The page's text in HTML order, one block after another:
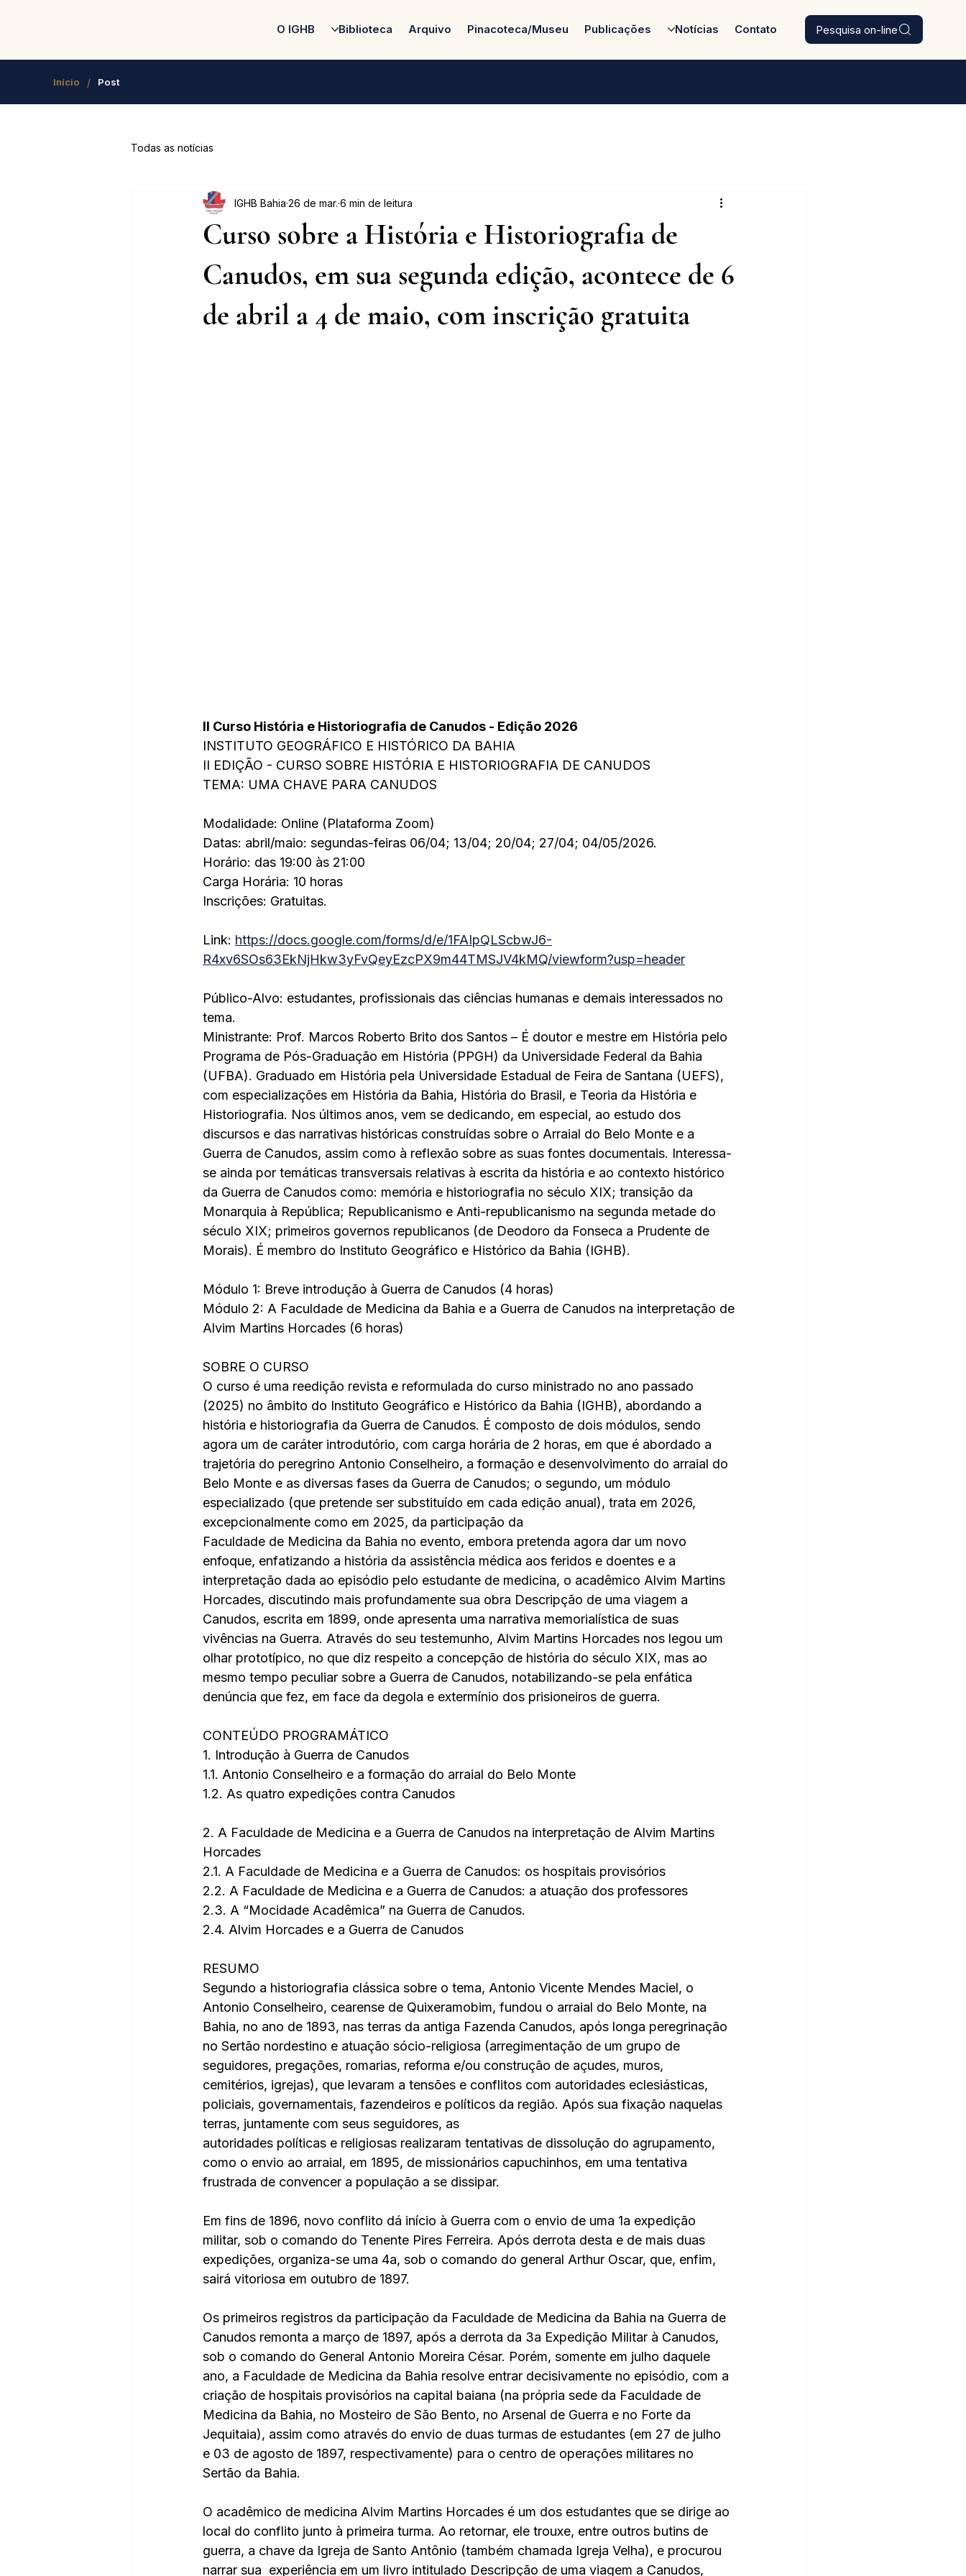
Pesquisa on-line
O IGHB Biblioteca Arquivo Pinacoteca/Museu Publicações Notícias Contato
Início / Post
Todas as notícias
Curso sobre a História e Historiografia de
Canudos, em sua segunda edição, acontece de 6
de abril a 4 de maio, com inscrição gratuita
IGHB Bahia 26 de mar. 6 min de leitura
II Curso História e Historiografia de Canudos - Edição 2026
INSTITUTO GEOGRÁFICO E HISTÓRICO DA BAHIA
II EDIÇÃO - CURSO SOBRE HISTÓRIA E HISTORIOGRAFIA DE CANUDOS
TEMA: UMA CHAVE PARA CANUDOS
Modalidade: Online (Plataforma Zoom)
Datas: abril/maio: segundas-feiras 06/04; 13/04; 20/04; 27/04; 04/05/2026.
Horário: das 19:00 às 21:00
Carga Horária: 10 horas
Inscrições: Gratuitas.
Link: https://docs.google.com/forms/d/e/1FAIpQLScbwJ6-
R4xv6SOs63EkNjHkw3yFvQeyEzcPX9m44TMSJV4kMQ/viewform?usp=header
Público-Alvo: estudantes, profissionais das ciências humanas e demais interessados no
tema.
Ministrante: Prof. Marcos Roberto Brito dos Santos – É doutor e mestre em História pelo
Programa de Pós-Graduação em História (PPGH) da Universidade Federal da Bahia
(UFBA). Graduado em História pela Universidade Estadual de Feira de Santana (UEFS),
com especializações em História da Bahia, História do Brasil, e Teoria da História e
Historiografia. Nos últimos anos, vem se dedicando, em especial, ao estudo dos
discursos e das narrativas históricas construídas sobre o Arraial do Belo Monte e a
Guerra de Canudos, assim como à reflexão sobre as suas fontes documentais. Interessa-
se ainda por temáticas transversais relativas à escrita da história e ao contexto histórico
da Guerra de Canudos como: memória e historiografia no século XIX; transição da
Monarquia à República; Republicanismo e Anti-republicanismo na segunda metade do
século XIX; primeiros governos republicanos (de Deodoro da Fonseca a Prudente de
Morais). É membro do Instituto Geográfico e Histórico da Bahia (IGHB).
Módulo 1: Breve introdução à Guerra de Canudos (4 horas)
Módulo 2: A Faculdade de Medicina da Bahia e a Guerra de Canudos na interpretação de
Alvim Martins Horcades (6 horas)
SOBRE O CURSO
O curso é uma reedição revista e reformulada do curso ministrado no ano passado
(2025) no âmbito do Instituto Geográfico e Histórico da Bahia (IGHB), abordando a
história e historiografia da Guerra de Canudos. É composto de dois módulos, sendo
agora um de caráter introdutório, com carga horária de 2 horas, em que é abordado a
trajetória do peregrino Antonio Conselheiro, a formação e desenvolvimento do arraial do
Belo Monte e as diversas fases da Guerra de Canudos; o segundo, um módulo
especializado (que pretende ser substituído em cada edição anual), trata em 2026,
excepcionalmente como em 2025, da participação da
Faculdade de Medicina da Bahia no evento, embora pretenda agora dar um novo
enfoque, enfatizando a história da assistência médica aos feridos e doentes e a
interpretação dada ao episódio pelo estudante de medicina, o acadêmico Alvim Martins
Horcades, discutindo mais profundamente sua obra Descripção de uma viagem a
Canudos, escrita em 1899, onde apresenta uma narrativa memorialística de suas
vivências na Guerra. Através do seu testemunho, Alvim Martins Horcades nos legou um
olhar prototípico, no que diz respeito a concepção de história do século XIX, mas ao
mesmo tempo peculiar sobre a Guerra de Canudos, notabilizando-se pela enfática
denúncia que fez, em face da degola e extermínio dos prisioneiros de guerra.
CONTEÚDO PROGRAMÁTICO
1. Introdução à Guerra de Canudos
1.1. Antonio Conselheiro e a formação do arraial do Belo Monte
1.2. As quatro expedições contra Canudos
2. A Faculdade de Medicina e a Guerra de Canudos na interpretação de Alvim Martins
Horcades
2.1. A Faculdade de Medicina e a Guerra de Canudos: os hospitais provisórios
2.2. A Faculdade de Medicina e a Guerra de Canudos: a atuação dos professores
2.3. A “Mocidade Acadêmica” na Guerra de Canudos.
2.4. Alvim Horcades e a Guerra de Canudos
RESUMO
Segundo a historiografia clássica sobre o tema, Antonio Vicente Mendes Maciel, o
Antonio Conselheiro, cearense de Quixeramobim, fundou o arraial do Belo Monte, na
Bahia, no ano de 1893, nas terras da antiga Fazenda Canudos, após longa peregrinação
no Sertão nordestino e atuação sócio-religiosa (arregimentação de um grupo de
seguidores, pregações, romarias, reforma e/ou construção de açudes, muros,
cemitérios, igrejas), que levaram a tensões e conflitos com autoridades eclesiásticas,
policiais, governamentais, fazendeiros e políticos da região. Após sua fixação naquelas
terras, juntamente com seus seguidores, as
autoridades políticas e religiosas realizaram tentativas de dissolução do agrupamento,
como o envio ao arraial, em 1895, de missionários capuchinhos, em uma tentativa
frustrada de convencer a população a se dissipar.
Em fins de 1896, novo conflito dá início à Guerra com o envio de uma 1a expedição
militar, sob o comando do Tenente Pires Ferreira. Após derrota desta e de mais duas
expedições, organiza-se uma 4a, sob o comando do general Arthur Oscar, que, enfim,
sairá vitoriosa em outubro de 1897.
Os primeiros registros da participação da Faculdade de Medicina da Bahia na Guerra de
Canudos remonta a março de 1897, após a derrota da 3a Expedição Militar à Canudos,
sob o comando do General Antonio Moreira César. Porém, somente em julho daquele
ano, a Faculdade de Medicina da Bahia resolve entrar decisivamente no episódio, com a
criação de hospitais provisórios na capital baiana (na própria sede da Faculdade de
Medicina da Bahia, no Mosteiro de São Bento, no Arsenal de Guerra e no Forte da
Jequitaia), assim como através do envio de duas turmas de estudantes (em 27 de julho
e 03 de agosto de 1897, respectivamente) para o centro de operações militares no
Sertão da Bahia.
O acadêmico de medicina Alvim Martins Horcades é um dos estudantes que se dirige ao
local do conflito junto à primeira turma. Ao retornar, ele trouxe, entre outros butins de
guerra, a chave da Igreja de Santo Antônio (também chamada Igreja Velha), e procurou
narrar sua  experiência em um livro intitulado Descripção de uma viagem a Canudos,